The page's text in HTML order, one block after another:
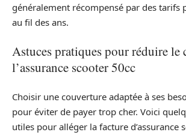
généralement récompensé par des tarifs
au fil des ans.
Astuces pratiques pour réduire le
l’assurance scooter 50cc
Choisir une couverture adaptée à ses
pour éviter de payer trop cher. Voici
utiles pour alléger la facture d’assurance